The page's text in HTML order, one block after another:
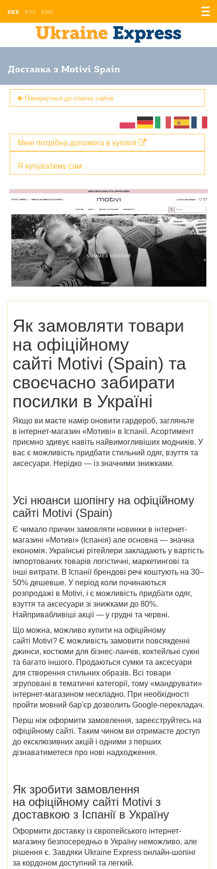
УКР РУС ENG
Доставка з Motivi Spain
Повернутися до списку сайтів
Я купуватиму сам
Мені потрібна допомога в купівлі
Як замовляти товари
на офіційному
сайті Motivi (Spain) та
своєчасно забирати
посилки в Україні
Якщо ви маєте намір оновити гардероб, загляньте
в інтернет-магазин «Мотиві» в Іспанії. Асортимент
приємно здивує навіть найвимогливіших модників. У
вас є можливість придбати стильний одяг, взуття та
аксесуари. Нерідко — із значними знижками.
Усі нюанси шопінгу на офіційному
сайті Motivi (Spain)
Є чимало причин замовляти новинки в інтернет-
магазині «Мотиві» (Іспанія) але основна — значна
економія. Українські рітейлери закладають у вартість
імпортованих товарів логістичні, маркетингові та
інші витрати. В Іспанії брендові речі коштують на 30–
50% дешевше. У період коли починаються
розпродажі в Motivi, і є можливість придбати одяг,
взуття та аксесуари зі знижками до 80%.
Найпривабливіші акції — у грудні та червні.
Що можна, можливо купити на офіційному
сайті Motivi? Є можливість замовити повсякденні
джинси, костюми для бізнес-ланчів, коктейльні сукні
та багато іншого. Продаються сумки та аксесуари
для створення стильних образів. Всі товари
згруповані в тематичні категорії, тому «мандрувати»
інтернет-магазином нескладно. При необхідності
пройти мовний бар'єр дозволить Google-перекладач.
Перш ніж оформити замовлення, зареєструйтесь на
офіційному сайті. Таким чином ви отримаєте доступ
до ексклюзивних акцій і одними з перших
дізнаватиметеся про нові надходження.
Як зробити замовлення
на офіційному сайті Motivi з
доставкою з Іспанії в Україну
Оформити доставку із європейського інтернет-
магазину безпосередньо в Україну неможливо, але
рішення є. Завдяки Ukraine Express онлайн-шопінг
за кордоном доступний та легкий.